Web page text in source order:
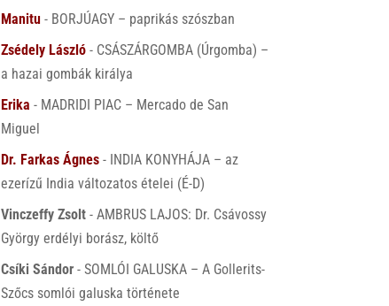
Manitu - BORJÚAGY – paprikás szószban
Zsédely László - CSÁSZÁRGOMBA (Úrgomba) –
a hazai gombák királya
Erika - MADRIDI PIAC – Mercado de San
Miguel
Dr. Farkas Ágnes - INDIA KONYHÁJA – az
ezerízű India változatos ételei (É-D)
Vinczeffy Zsolt -AMBRUS LAJOS: Dr. Csávossy
György erdélyi borász, költő
Csíki Sándor -SOMLÓI GALUSKA – A Gollerits-
Szőcs somlói galuska története